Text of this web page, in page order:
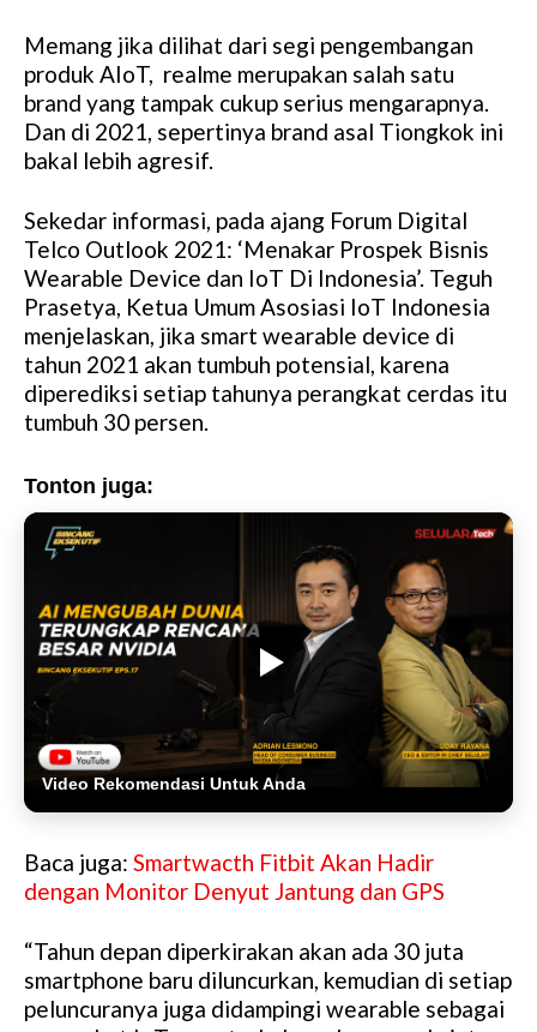
Memang jika dilihat dari segi pengembangan
produk AIoT, realme merupakan salah satu
brand yang tampak cukup serius mengarapnya.
Dan di 2021, sepertinya brand asal Tiongkok ini
bakal lebih agresif.
Sekedar informasi, pada ajang Forum Digital
Telco Outlook 2021: ‘Menakar Prospek Bisnis
Wearable Device dan IoT Di Indonesia’. Teguh
Prasetya, Ketua Umum Asosiasi IoT Indonesia
menjelaskan, jika smart wearable device di
tahun 2021 akan tumbuh potensial, karena
diperediksi setiap tahunya perangkat cerdas itu
tumbuh 30 persen.
Tonton juga:
Video Rekomendasi Untuk Anda
Baca juga: Smartwacth Fitbit Akan Hadir
dengan Monitor Denyut Jantung dan GPS
“Tahun depan diperkirakan akan ada 30 juta
smartphone baru diluncurkan, kemudian di setiap
peluncuranya juga didampingi wearable sebagai